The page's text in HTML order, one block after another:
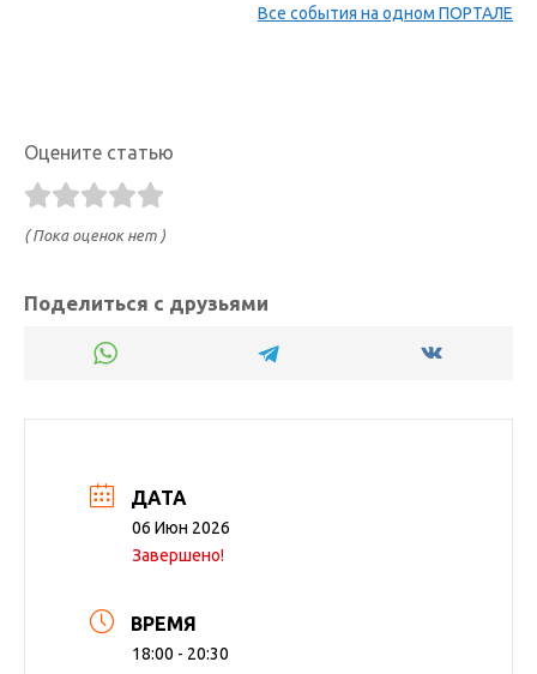
Все события на одном ПОРТАЛЕ
Оцените статью
( Пока оценок нет )
Поделиться с друзьями
ДАТА
06 Июн 2026
Завершено!
ВРЕМЯ
18:00 - 20:30